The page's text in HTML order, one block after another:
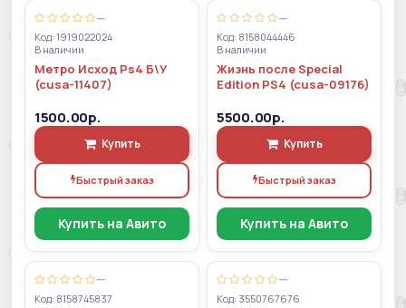
—
Код: 1919022024
В наличии
Метро Исход Ps4 Б\У
(cusa-11407)
1500.00р.
Купить
Быстрый заказ
Купить на Авито
—
Код: 8158044446
В наличии
Жизнь после Special
Edition PS4 (cusa-09176)
5500.00р.
Купить
Быстрый заказ
Купить на Авито
—
Код: 8158745837
—
Код: 3550767676